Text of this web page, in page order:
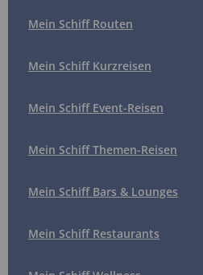
Mein Schiff Routen
Mein Schiff Kurzreisen
Mein Schiff Event-Reisen
Mein Schiff Themen-Reisen
Mein Schiff Bars & Lounges
Mein Schiff Restaurants